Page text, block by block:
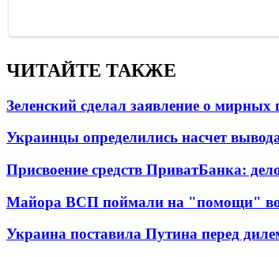
ЧИТАЙТЕ ТАКЖЕ
Зеленский сделал заявление о мирных
Украинцы определились насчет
Присвоение средств ПриватБанка:
Майора ВСП поймали на "помощи"
Украина поставила Путина перед